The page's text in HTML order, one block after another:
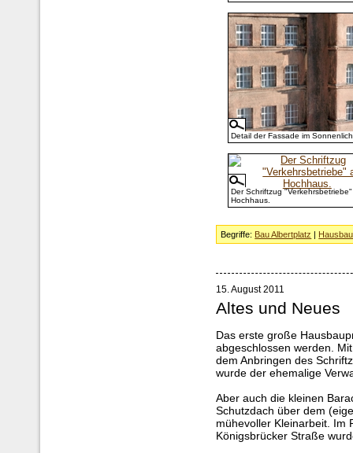
Detail der Fassade im
Der Schriftzug
Hochhaus.
Begriffe: Bau Albertplatz Hausbau
15. August 2011
Altes und Neues
Das erste große
abgeschlossen werden.
dem Anbringen des
wurde der ehemalige
Aber auch die kleinen
Schutzdach über dem
mühevoller Kleinarbeit. Im
Königsbrücker Straße